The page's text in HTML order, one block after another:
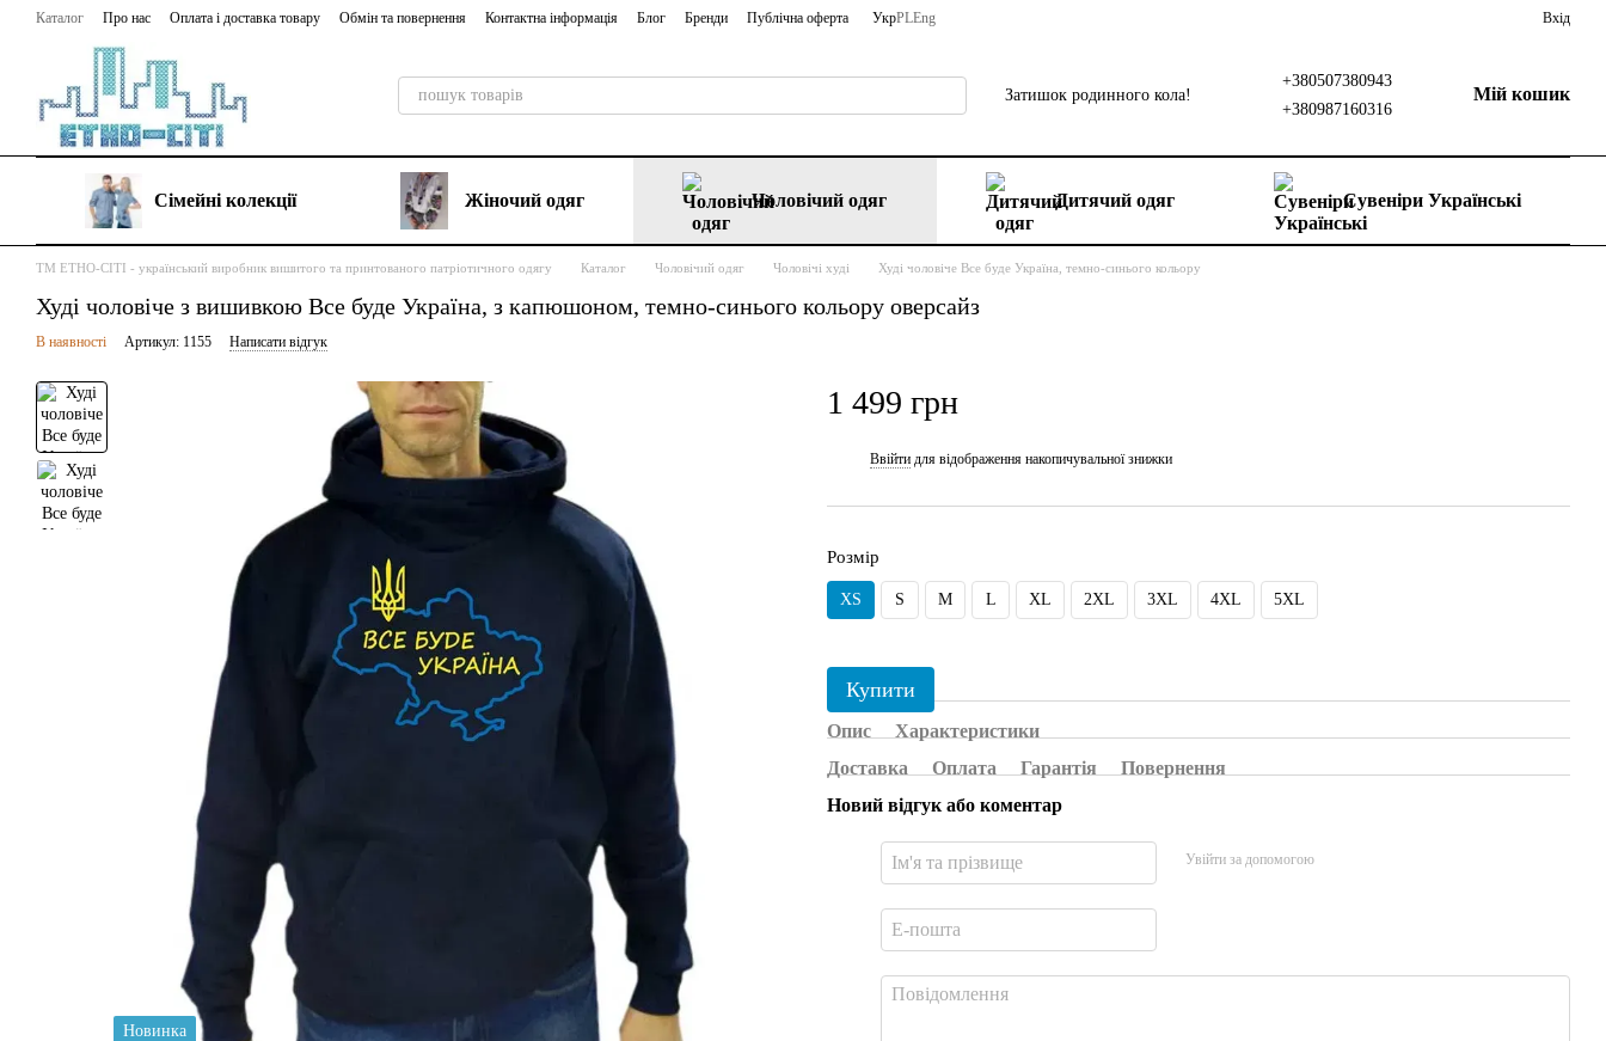
Перейти до основного контенту
Каталог Про нас Оплата і доставка товару Обмін та повернення Контактна інформація Блог Бренди Публічна оферта УкрPLEng Вхід
Затишок родинного кола!
+380507380943
+380987160316
Мій кошик
Сімейні колекції Жіночий одяг Чоловічий одяг Дитячий одяг Сувеніри Українські
ТМ ЕТНО-СІТІ - український виробник вишитого та принтованого патріотичного одягу Каталог Чоловічий одяг Чоловічі худі Худі чоловіче Все буде Україна, темно-синього кольору
Худі чоловіче з вишивкою Все буде Україна, з капюшоном, темно-синього кольору оверсайз
В наявності Артикул: 1155 Написати відгук
Новинка
1 499 грн
Ввійти для відображення накопичувальної знижки
Розмір
XS S M L XL 2XL 3XL 4XL 5XL
Купити
Опис
Характеристики
Доставка
Оплата Гарантія
Повернення
Новий відгук або коментар
Увійти за допомогою